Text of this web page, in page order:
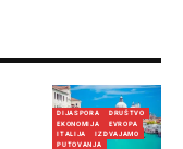
DIJASPORA
DRUŠTVO
EKONOMIJA
EVROPA
ITALIJA
IZDVAJAMO
PUTOVANJA